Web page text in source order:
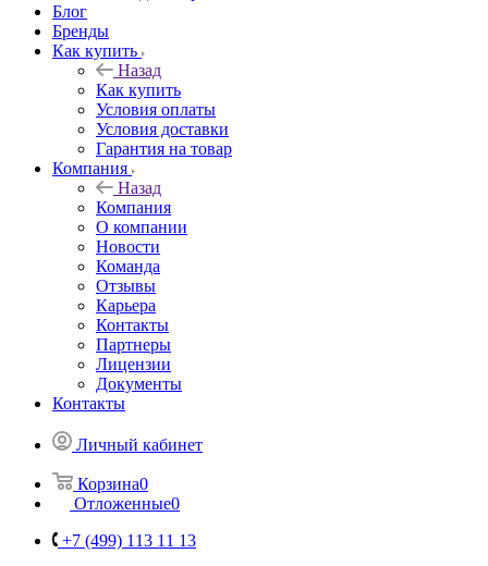
Блог
Бренды
Как купить
Назад
Как купить
Условия оплаты
Условия доставки
Гарантия на товар
Компания
Назад
Компания
О компании
Новости
Команда
Отзывы
Карьера
Контакты
Партнеры
Лицензии
Документы
Контакты
Личный кабинет
Корзина0
Отложенные0
+7 (499) 113 11 13